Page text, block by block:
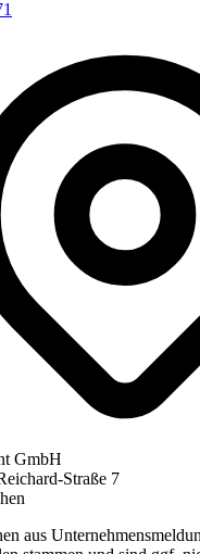
GmbH
Straße 7
aus